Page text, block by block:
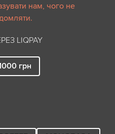
нам, чого не
LIQPAY
грн